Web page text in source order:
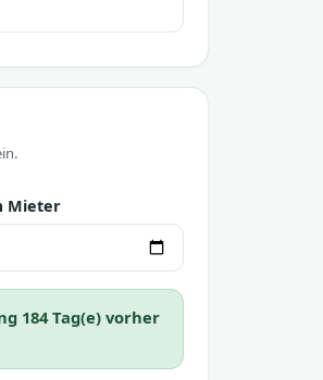
Mieter
184 Tag(e) vorher